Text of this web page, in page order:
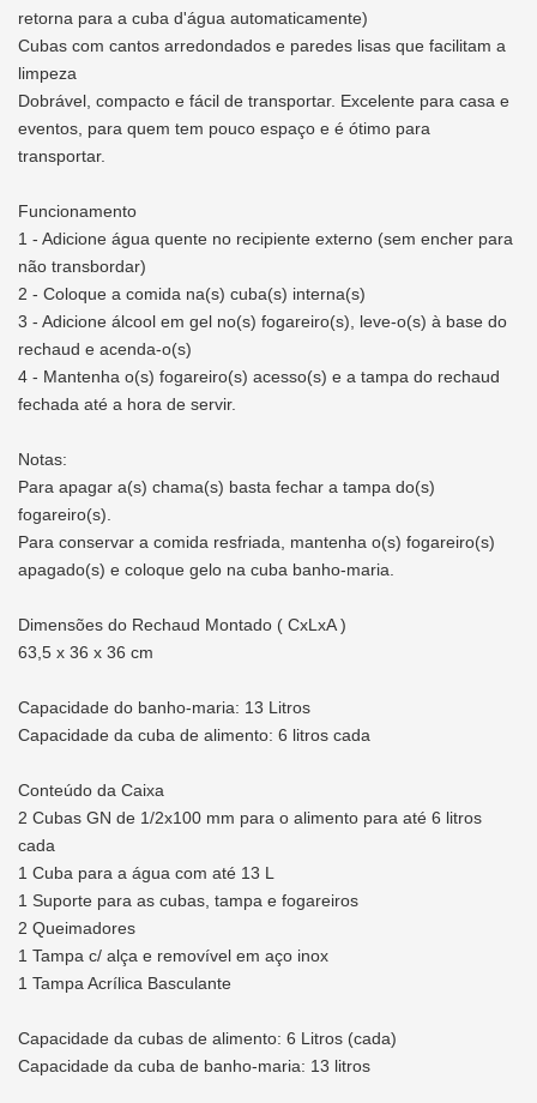
retorna para a cuba d'água automaticamente)
Cubas com cantos arredondados e paredes lisas que facilitam a
limpeza
Dobrável, compacto e fácil de transportar. Excelente para casa e
eventos, para quem tem pouco espaço e é ótimo para
transportar.
Funcionamento
1 - Adicione água quente no recipiente externo (sem encher para
não transbordar)
2 - Coloque a comida na(s) cuba(s) interna(s)
3 - Adicione álcool em gel no(s) fogareiro(s), leve-o(s) à base do
rechaud e acenda-o(s)
4 - Mantenha o(s) fogareiro(s) acesso(s) e a tampa do rechaud
fechada até a hora de servir.
Notas:
Para apagar a(s) chama(s) basta fechar a tampa do(s)
fogareiro(s).
Para conservar a comida resfriada, mantenha o(s) fogareiro(s)
apagado(s) e coloque gelo na cuba banho-maria.
Dimensões do Rechaud Montado ( CxLxA )
63,5 x 36 x 36 cm
Capacidade do banho-maria: 13 Litros
Capacidade da cuba de alimento: 6 litros cada
Conteúdo da Caixa
2 Cubas GN de 1/2x100 mm para o alimento para até 6 litros
cada
1 Cuba para a água com até 13 L
1 Suporte para as cubas, tampa e fogareiros
2 Queimadores
1 Tampa c/ alça e removível em aço inox
1 Tampa Acrílica Basculante
Capacidade da cubas de alimento: 6 Litros (cada)
Capacidade da cuba de banho-maria: 13 litros